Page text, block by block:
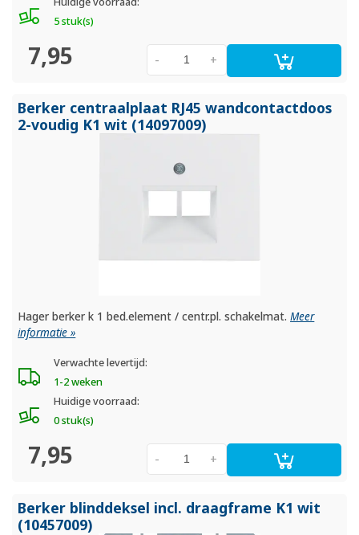
5 stuk(s)
7,95 +
-
Berker centraalplaat RJ45 wandcontactdoos
2-voudig K1 wit (14097009)
Hager berker k 1 bed.element / centr.pl. schakelmat.Meer
informatie »
Verwachte levertijd:
1-2 weken
Huidige voorraad:
0 stuk(s)
7,95 +
-
Berker blinddeksel incl. draagframe K1 wit
(10457009)